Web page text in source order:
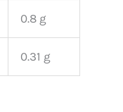
0.8 g
0.31 g